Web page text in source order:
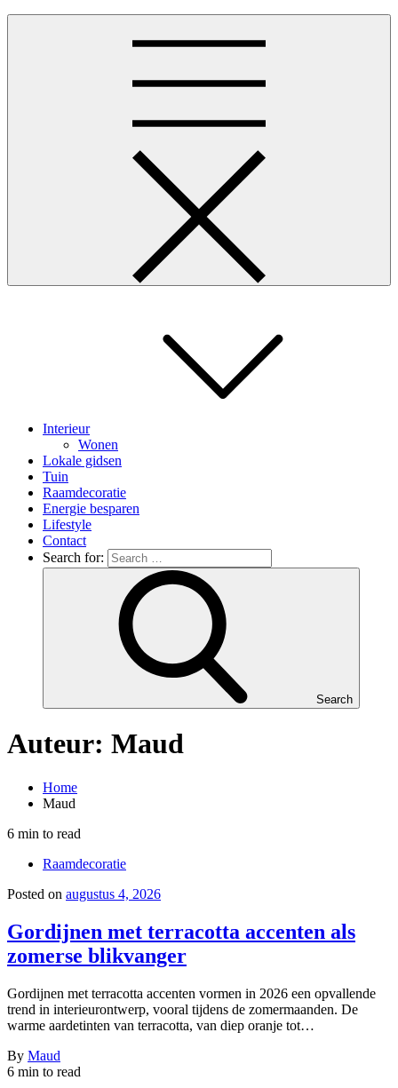
Interieur
Wonen
Lokale gidsen
Tuin
Raamdecoratie
Energie besparen
Lifestyle
Contact
Search for:
Search
Auteur: Maud
Home
Maud
6 min to read
Raamdecoratie
Posted on augustus 4, 2026
Gordijnen met terracotta accenten als
zomerse blikvanger
Gordijnen met terracotta accenten vormen in 2026 een opvallende
trend in interieurontwerp, vooral tijdens de zomermaanden. De
warme aardetinten van terracotta, van diep oranje tot…
By Maud
6 min to read